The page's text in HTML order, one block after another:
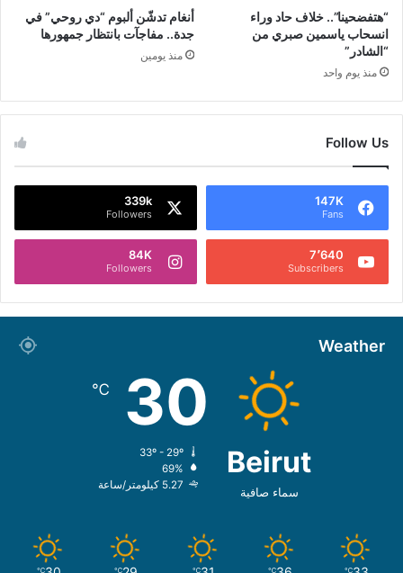
“هتفضحينا”.. خلاف حاد وراء
انسحاب ياسمين صبري من
“الشادر”
منذ يوم واحد
أنغام تدشّن ألبوم “دي روحي” في
جدة.. مفاجآت بانتظار جمهورها
منذ يومين
Follow Us
147K
Fans
339k
Followers
7٬640
Subscribers
84K
Followers
Weather
Beirut
سماء صافية
30
℃
69%
5.27 كيلومتر/ساعة
℃
℃
℃
℃
℃